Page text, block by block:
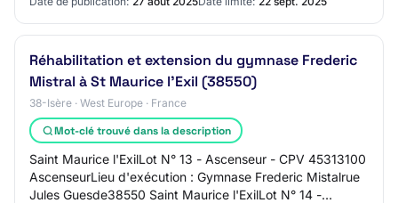
Réhabilitation et extension du gymnase Frederic
Mistral à St Maurice l'Exil (38550)
38-Isère · West Europe · France
Mot-clé trouvé dans la description
Saint Maurice l'ExilLot N° 13 - Ascenseur - CPV 45313100
AscenseurLieu d'exécution : Gymnase Frederic Mistalrue
Jules Guesde38550 Saint Maurice l'ExilLot N° 14 -